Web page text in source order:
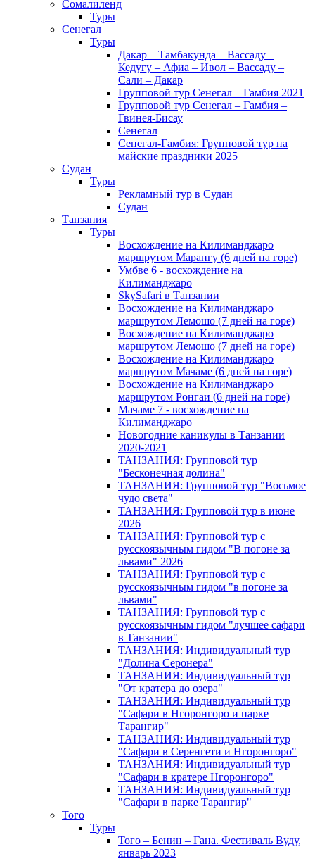
Сомалиленд
Туры
Сенегал
Туры
Дакар – Тамбакунда – Вассаду –
Кедугу – Афиа – Ивол – Вассаду –
Сали – Дакар
Групповой тур Сенегал – Гамбия 2021
Групповой тур Сенегал – Гамбия –
Гвинея-Бисау
Сенегал
Сенегал-Гамбия: Групповой тур на
майские праздники 2025
Судан
Туры
Рекламный тур в Cудан
Cудан
Танзания
Туры
Восхождение на Килиманджаро
маршрутом Марангу (6 дней на горе)
Умбве 6 - восхождение на
Килиманджаро
SkySafari в Танзании
Восхождение на Килиманджаро
маршрутом Лемошо (7 дней на горе)
Восхождение на Килиманджаро
маршрутом Лемошо (7 дней на горе)
Восхождение на Килиманджаро
маршрутом Мачаме (6 дней на горе)
Восхождение на Килиманджаро
маршрутом Ронгаи (6 дней на горе)
Мачаме 7 - восхождение на
Килиманджаро
Новогодние каникулы в Танзании
2020-2021
ТАНЗАНИЯ: Групповой тур
"Бесконечная долина"
ТАНЗАНИЯ: Групповой тур "Восьмое
чудо света"
ТАНЗАНИЯ: Групповой тур в июне
2026
ТАНЗАНИЯ: Групповой тур с
русскоязычным гидом "В погоне за
львами" 2026
ТАНЗАНИЯ: Групповой тур с
русскоязычным гидом "в погоне за
львами"
ТАНЗАНИЯ: Групповой тур с
русскоязычным гидом "лучшее сафари
в Танзании"
ТАНЗАНИЯ: Индивидуальный тур
"Долина Серонера"
ТАНЗАНИЯ: Индивидуальный тур
"От кратера до озера"
ТАНЗАНИЯ: Индивидуальный тур
"Сафари в Нгоронгоро и парке
Тарангир"
ТАНЗАНИЯ: Индивидуальный тур
"Сафари в Серенгети и Нгоронгоро"
ТАНЗАНИЯ: Индивидуальный тур
"Сафари в кратере Нгоронгоро"
ТАНЗАНИЯ: Индивидуальный тур
"Сафари в парке Тарангир"
Того
Туры
Того – Бенин – Гана. Фестиваль Вуду,
январь 2023